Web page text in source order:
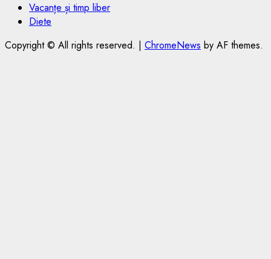
Vacanțe și timp liber
Diete
Copyright © All rights reserved. | ChromeNews by AF themes.